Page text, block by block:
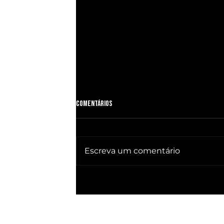
já ganhou PRESIDÊNCIA no BRASIL
Comentários
Escreva um comentário